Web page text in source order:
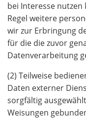
bei Interesse nutzen
Regel weitere
wir zur Erbringung
für die die zuvor
Datenverarbeitung
(2) Teilweise
Daten externer
sorgfältig
Weisungen